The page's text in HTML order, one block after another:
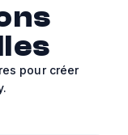
pour créer